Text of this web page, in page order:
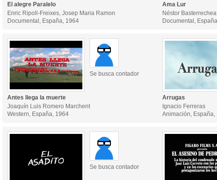
El alegre Paralelo
Enric Ripoll-Freixes, Josep Maria Ramon
Documental, España, 1964
Ama Lur
Néstor
Documental,
Se busca contador
Antes llega la muerte
Joaquín Luis Romero Marchent
Western, España, 1964
Arrugas
Ignacio Ferreras
Animación, España,
Se busca contador